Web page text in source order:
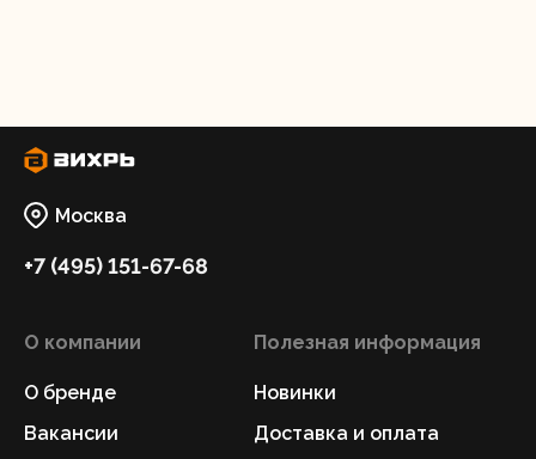
Москва
+7 (495) 151-67-68
О компании
О бренде
Вакансии
Полезная информация
Новинки
Доставка и оплата